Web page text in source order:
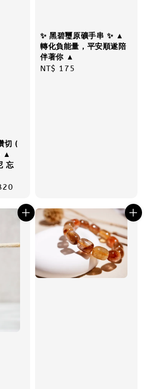
切 (
▲
忘
✨ 黑碧璽原礦手串 ✨ ▲
轉化負能量，平安順遂陪
伴著你 ▲
Regular
NT$ 175